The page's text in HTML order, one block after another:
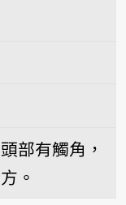
部有觸角，
。